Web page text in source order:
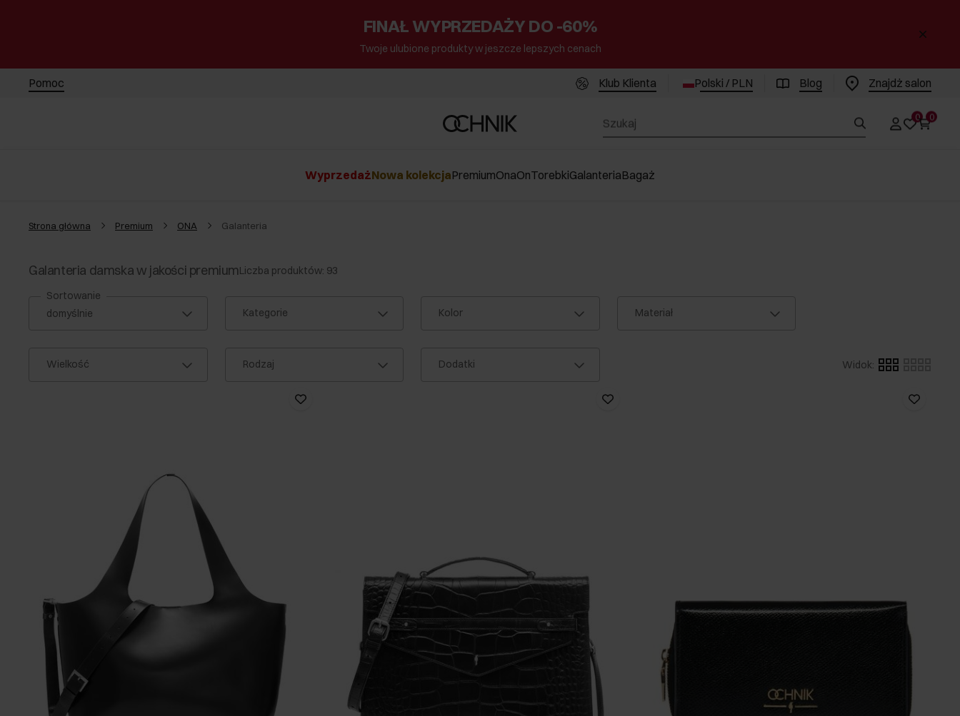
FINAŁ WYPRZEDAŻY DO -60%
Twoje ulubione produkty w jeszcze lepszych cenach
Pomoc Klub Klienta Polski / PLN Blog Znajdż salon
0 0
WyprzedażNowa kolekcjaPremiumOnaOnTorebkiGalanteriaBagaż
Strona główna Premium ONA Galanteria
Galanteria damska w jakości premiumLiczba produktów: 93
Sortowanie
Kategorie
Kolor Materiał
Wielkość Rodzaj Dodatki Widok: